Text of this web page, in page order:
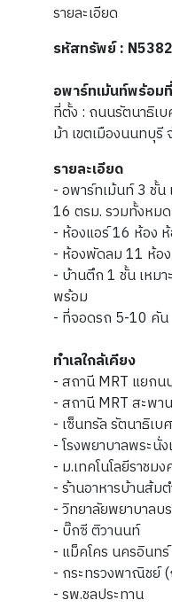
รายละเอียด
รหัสทรัพย์ : N5382
อพาร์ทเม้นท์พร้อม
ที่ตั้ง : ถนนรัตนาธิเ
ม้า เขตเมืองนนทบุ
รายละเอียด
- อพาร์ทเม้นท์ 3 ชั้น
16 ตรม. รวมทั้งหม
- ห้องแอร์ 16 ห้อง
- ห้องพัดลม 11 ห้อ
- บ้านตึก 1 ชั้น เหม
พร้อม
- ที่จอดรถ 5-10 คัน
ทำเลใกล้เคียง
- สถานี MRT แยกน
- สถานี MRT สะพา
- เซ็นทรัล รัตนาธิเบ
- โรงพยาบาลพระนั่ง
- ม.เทคโนโลยีราช
- ร้านอาหารบ้านส้ม
- วิทยาลัยพยาบาล
- บิ๊กซี ติวานนท์
- แม็คโคร นครอินทร์
- กระทรวงพาณิชย์
- รพ.ชลประทาน